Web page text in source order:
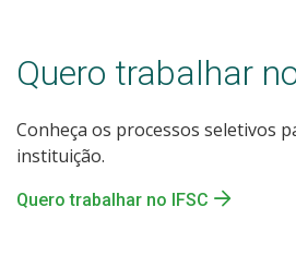
Quero trabalhar
Conheça os processos seletivos
instituição.
Quero trabalhar no IFSC